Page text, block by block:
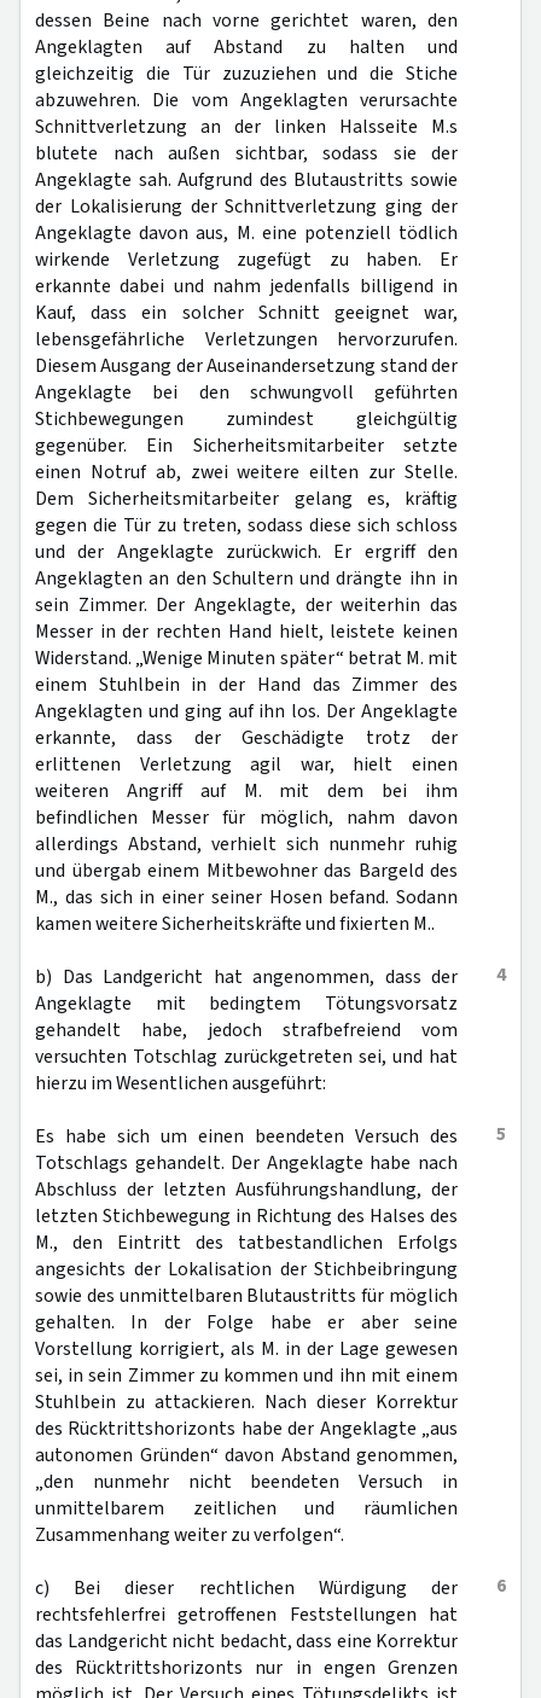
dessen Beine nach vorne gerichtet waren, den
Angeklagten auf Abstand zu halten und
gleichzeitig die Tür zuzuziehen und die Stiche
abzuwehren. Die vom Angeklagten verursachte
Schnittverletzung an der linken Halsseite M.s
blutete nach außen sichtbar, sodass sie der
Angeklagte sah. Aufgrund des Blutaustritts sowie
der Lokalisierung der Schnittverletzung ging der
Angeklagte davon aus, M. eine potenziell tödlich
wirkende Verletzung zugefügt zu haben. Er
erkannte dabei und nahm jedenfalls billigend in
Kauf, dass ein solcher Schnitt geeignet war,
lebensgefährliche Verletzungen hervorzurufen.
Diesem Ausgang der Auseinandersetzung stand der
Angeklagte bei den schwungvoll geführten
Stichbewegungen zumindest gleichgültig
gegenüber. Ein Sicherheitsmitarbeiter setzte
einen Notruf ab, zwei weitere eilten zur Stelle.
Dem Sicherheitsmitarbeiter gelang es, kräftig
gegen die Tür zu treten, sodass diese sich schloss
und der Angeklagte zurückwich. Er ergriff den
Angeklagten an den Schultern und drängte ihn in
sein Zimmer. Der Angeklagte, der weiterhin das
Messer in der rechten Hand hielt, leistete keinen
Widerstand. „Wenige Minuten später“ betrat M. mit
einem Stuhlbein in der Hand das Zimmer des
Angeklagten und ging auf ihn los. Der Angeklagte
erkannte, dass der Geschädigte trotz der
erlittenen Verletzung agil war, hielt einen
weiteren Angriff auf M. mit dem bei ihm
befindlichen Messer für möglich, nahm davon
allerdings Abstand, verhielt sich nunmehr ruhig
und übergab einem Mitbewohner das Bargeld des
M., das sich in einer seiner Hosen befand. Sodann
kamen weitere Sicherheitskräfte und fixierten M..
4
b) Das Landgericht hat angenommen, dass der
Angeklagte mit bedingtem Tötungsvorsatz
gehandelt habe, jedoch strafbefreiend vom
versuchten Totschlag zurückgetreten sei, und hat
hierzu im Wesentlichen ausgeführt:
5
Es habe sich um einen beendeten Versuch des
Totschlags gehandelt. Der Angeklagte habe nach
Abschluss der letzten Ausführungshandlung, der
letzten Stichbewegung in Richtung des Halses des
M., den Eintritt des tatbestandlichen Erfolgs
angesichts der Lokalisation der Stichbeibringung
sowie des unmittelbaren Blutaustritts für möglich
gehalten. In der Folge habe er aber seine
Vorstellung korrigiert, als M. in der Lage gewesen
sei, in sein Zimmer zu kommen und ihn mit einem
Stuhlbein zu attackieren. Nach dieser Korrektur
des Rücktrittshorizonts habe der Angeklagte „aus
autonomen Gründen“ davon Abstand genommen,
„den nunmehr nicht beendeten Versuch in
unmittelbarem zeitlichen und räumlichen
Zusammenhang weiter zu verfolgen“.
6
c) Bei dieser rechtlichen Würdigung der
rechtsfehlerfrei getroffenen Feststellungen hat
das Landgericht nicht bedacht, dass eine Korrektur
des Rücktrittshorizonts nur in engen Grenzen